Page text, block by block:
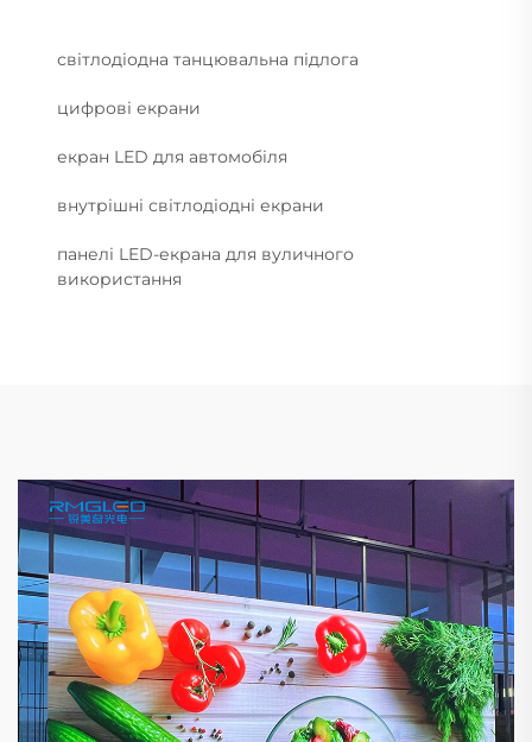
світлодіодна танцювальна підлога
цифрові екрани
екран LED для автомобіля
внутрішні світлодіодні екрани
панелі LED-екрана для вуличного
використання